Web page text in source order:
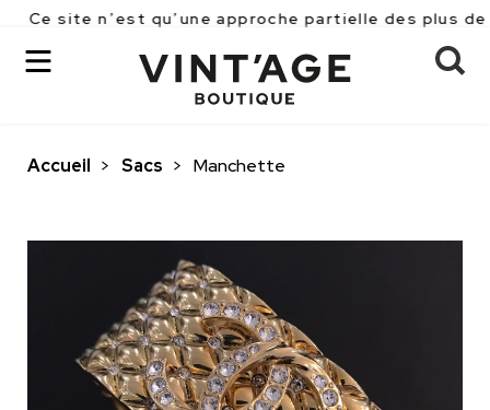
n’est qu’une approche partielle des plus de 2500
Accueil > Sacs > Manchette